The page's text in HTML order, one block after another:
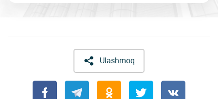
Ulashmoq